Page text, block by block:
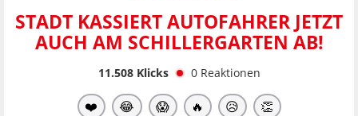
STADT KASSIERT AUTOFAHRER JETZT
AUCH AM SCHILLERGARTEN AB!
11.508Klicks 0 Reaktionen
❤️ 😂 😱 🔥 😥 👏